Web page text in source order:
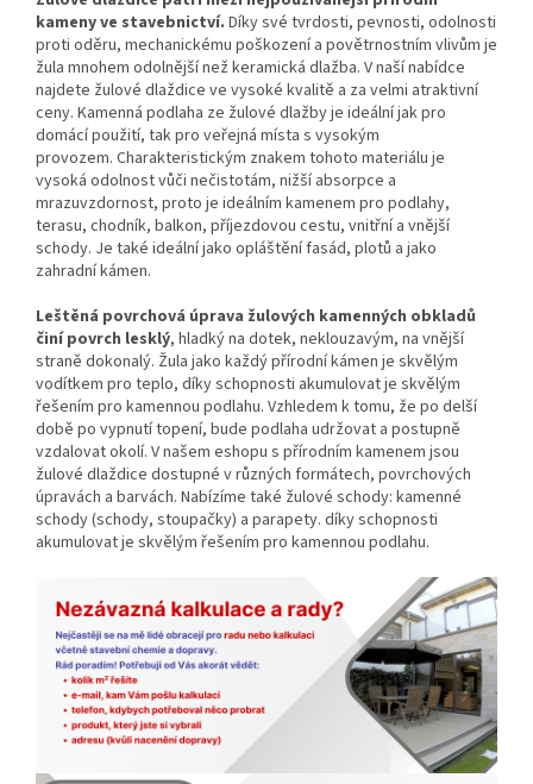
kameny ve stavebnictví. Díky své tvrdosti, pevnosti, odolnosti
proti oděru, mechanickému poškození a povětrnostním vlivům je
žula mnohem odolnější než keramická dlažba. V naší nabídce
najdete žulové dlaždice ve vysoké kvalitě a za velmi atraktivní
ceny. Kamenná podlaha ze žulové dlažby je ideální jak pro
domácí použití, tak pro veřejná místa s vysokým
provozem. Charakteristickým znakem tohoto materiálu je
vysoká odolnost vůči nečistotám, nižší absorpce a
mrazuvzdornost, proto je ideálním kamenem pro podlahy,
terasu, chodník, balkon, příjezdovou cestu, vnitřní a vnější
schody. Je také ideální jako opláštění fasád, plotů a jako
zahradní kámen.
Leštěná povrchová úprava žulových kamenných obkladů
činí povrch lesklý, hladký na dotek, neklouzavým, na vnější
straně dokonalý. Žula jako každý přírodní kámen je skvělým
vodítkem pro teplo, díky schopnosti akumulovat je skvělým
řešením pro kamennou podlahu. Vzhledem k tomu, že po delší
době po vypnutí topení, bude podlaha udržovat a postupně
vzdalovat okolí. V našem eshopu s přírodním kamenem jsou
žulové dlaždice dostupné v různých formátech, povrchových
úpravách a barvách. Nabízíme také žulové schody: kamenné
schody (schody, stoupačky) a parapety. díky schopnosti
akumulovat je skvělým řešením pro kamennou podlahu.